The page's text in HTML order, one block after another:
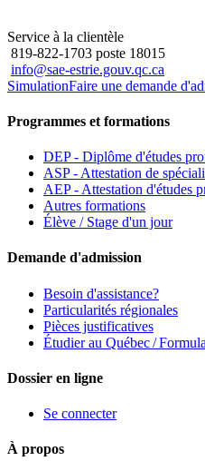
Service à la clientèle
819-822-1703 poste 18015
info@sae-estrie.gouv.qc.ca
SimulationFaire une demande
Programmes et formations
DEP - Diplôme d'études
ASP - Attestation de
AEP - Attestation d'études
Autres formations
Élève / Stage d'un jour
Demande d'admission
Besoin d'assistance?
Particularités régionales
Pièces justificatives
Étudier au Québec /
Dossier en ligne
Se connecter
À propos